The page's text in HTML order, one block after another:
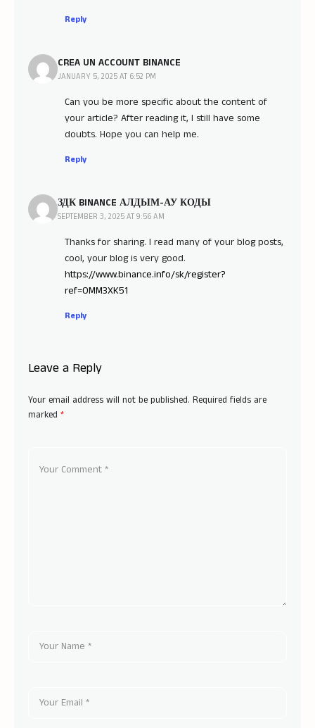
Reply
CREA UN ACCOUNT BINANCE
JANUARY 5, 2025 AT 6:52 PM
Can you be more specific about the content of
your article? After reading it, I still have some
doubts. Hope you can help me.
Reply
ЗДК BINANCE АЛДЫМ-АУ КОДЫ
SEPTEMBER 3, 2025 AT 9:56 AM
Thanks for sharing. I read many of your blog posts,
cool, your blog is very good.
https://www.binance.info/sk/register?
ref=OMM3XK51
Reply
Leave a Reply
Your email address will not be published. Required fields are
marked *